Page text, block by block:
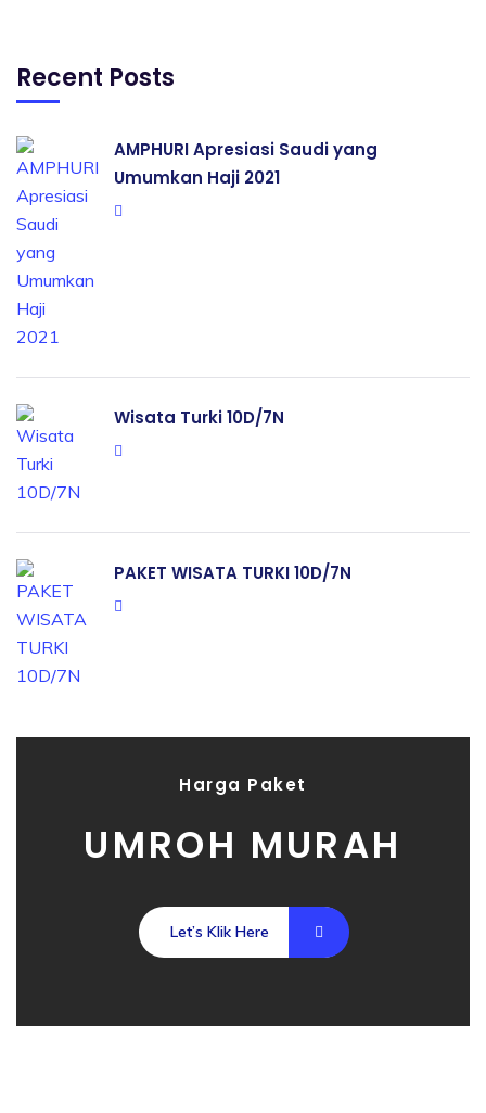
Recent Posts
AMPHURI Apresiasi Saudi yang
Umumkan Haji 2021
Wisata Turki 10D/7N
PAKET WISATA TURKI 10D/7N
Harga Paket
UMROH MURAH
Let’s Klik Here